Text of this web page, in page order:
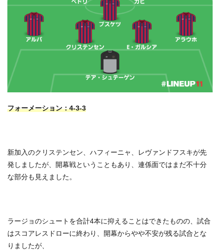
フォーメーション：4-3-3
新加入のクリステンセン、ハフィーニャ、レヴァンドフスキが先
発しましたが、開幕戦ということもあり、連係面ではまだ不十分
な部分も見えました。
ラージョのシュートを合計4本に抑えることはできたものの、試合
はスコアレスドローに終わり、開幕からやや不安が残る試合とな
りましたが、